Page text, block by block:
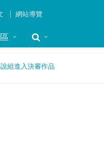
網站導覽
組進入決審作品